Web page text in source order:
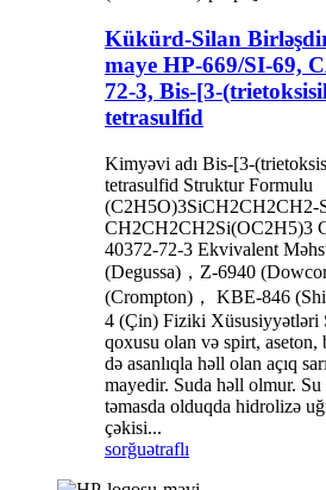
Kükürd-Silan
maye HP-669/SI-69,
72-3, Bis-[3-
tetrasulfid
Kimyəvi adı Bis-[3-
tetrasulfid Struktur Formulu
(C2H5O)3SiCH2CH2CH2-
CH2CH2CH2Si(OC2H5)3
40372-72-3 Ekvivalent
(Degussa)，Z-6940
(Crompton)， KBE-846
4 (Çin) Fiziki Xüsusiyyətləri
qoxusu olan və spirt,
də asanlıqla həll olan açıq
mayedir. Suda həll olmur.
təmasda olduqda hidrolizə
çəkisi...
sorğuətraflı